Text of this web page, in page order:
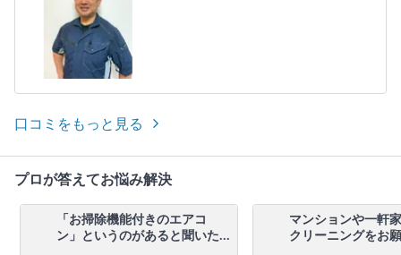
口コミをもっと見る
プロが答えてお悩み解決
「お掃除機能付きのエアコ
ン」というのがあると聞いた...
マンションや一軒
クリーニングをお